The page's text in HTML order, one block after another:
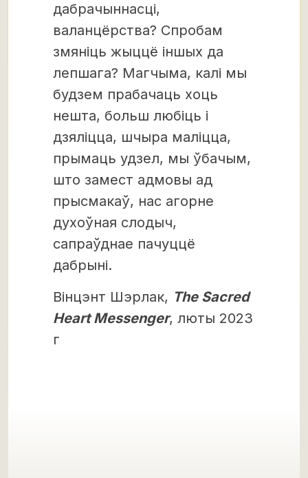
дабрачыннасці,
валанцёрства? Спробам
змяніць жыццё іншых да
лепшага? Магчыма, калі мы
будзем прабачаць хоць
нешта, больш любіць і
дзяліцца, шчыра маліцца,
прымаць удзел, мы ўбачым,
што замест адмовы ад
прысмакаў, нас агорне
духоўная слодыч,
сапраўднае пачуццё
дабрыні.
Вінцэнт Шэрлак, The Sacred
Heart Messenger, люты 2023
г